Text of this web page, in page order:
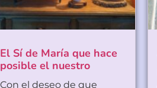
El Sí de María que hace
posible el nuestro
Con el deseo de que